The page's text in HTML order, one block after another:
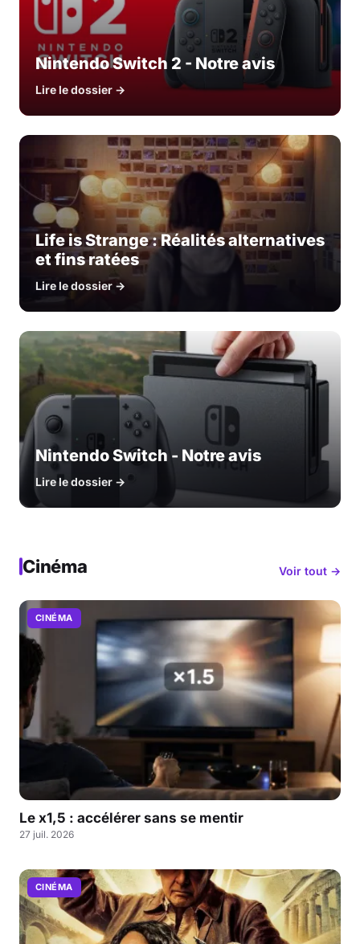
Nintendo Switch 2 - Notre avis
Lire le dossier →
Life is Strange : Réalités alternatives
et fins ratées
Lire le dossier →
Nintendo Switch - Notre avis
Lire le dossier →
Cinéma Voir tout →
CINÉMA
Le x1,5 : accélérer sans se mentir
27 juil. 2026
CINÉMA